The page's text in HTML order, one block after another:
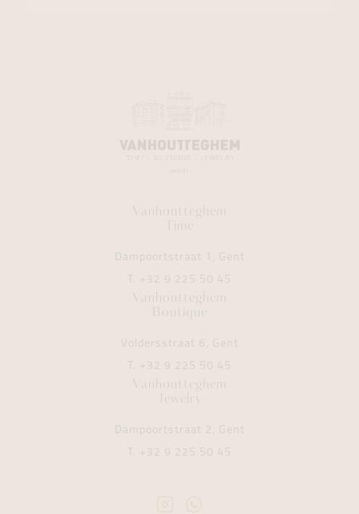
Vanhoutteghem
Time
Dampoortstraat 1, Gent
T. +32 9 225 50 45
Vanhoutteghem
Boutique
Voldersstraat 6, Gent
T. +32 9 225 50 45
Vanhoutteghem
Jewelry
Dampoortstraat 2, Gent
T. +32 9 225 50 45